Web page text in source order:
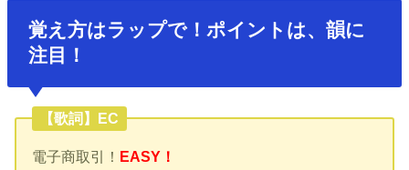
覚え方はラップで！ポイントは、韻に
注目！
【歌詞】EC
電子商取引！ EASY！